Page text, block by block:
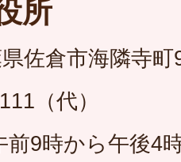
所
佐倉市海隣寺町
（代）
前9時から午後4